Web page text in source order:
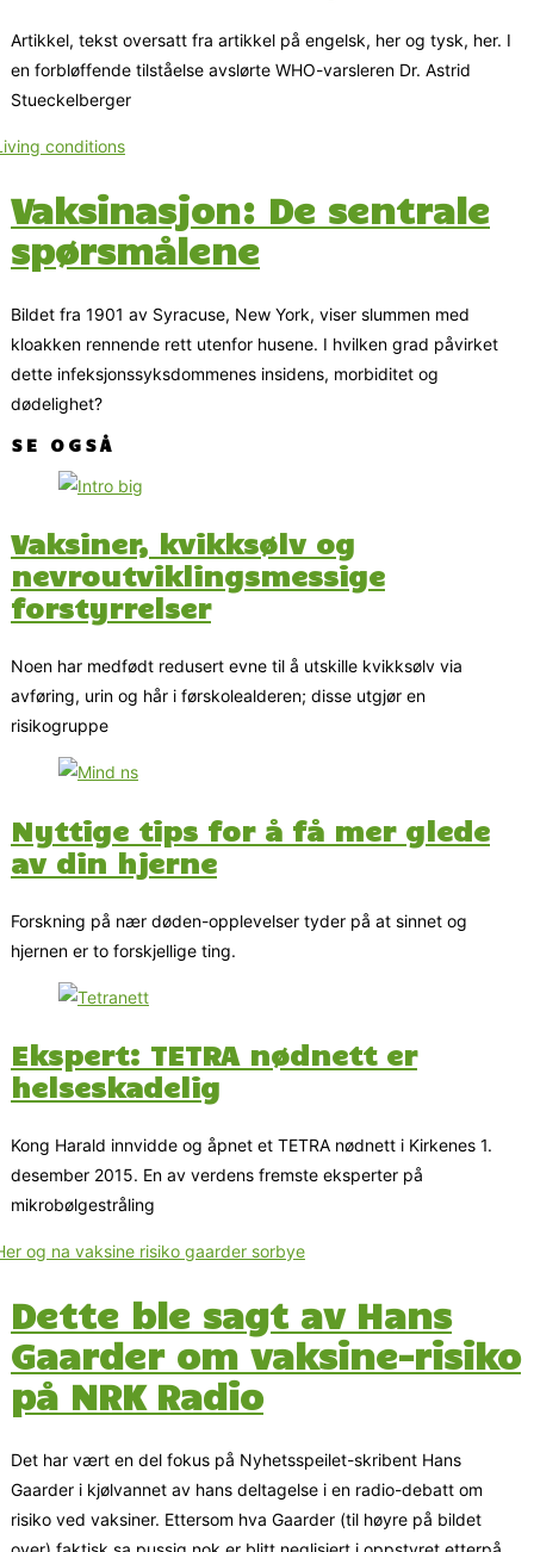
Artikkel, tekst oversatt fra artikkel på engelsk, her og tysk, her. I
en forbløffende tilståelse avslørte WHO-varsleren Dr. Astrid
Stueckelberger
Vaksinasjon: De sentrale
spørsmålene
Bildet fra 1901 av Syracuse, New York, viser slummen med
kloakken rennende rett utenfor husene. I hvilken grad påvirket
dette infeksjonssyksdommenes insidens, morbiditet og
dødelighet?
SE OGSÅ
Vaksiner, kvikksølv og
nevroutviklingsmessige
forstyrrelser
Noen har medfødt redusert evne til å utskille kvikksølv via
avføring, urin og hår i førskolealderen; disse utgjør en
risikogruppe
Nyttige tips for å få mer glede
av din hjerne
Forskning på nær døden-opplevelser tyder på at sinnet og
hjernen er to forskjellige ting.
Ekspert: TETRA nødnett er
helseskadelig
Kong Harald innvidde og åpnet et TETRA nødnett i Kirkenes 1.
desember 2015. En av verdens fremste eksperter på
mikrobølgestråling
Dette ble sagt av Hans
Gaarder om vaksine-risiko
på NRK Radio
Det har vært en del fokus på Nyhetsspeilet-skribent Hans
Gaarder i kjølvannet av hans deltagelse i en radio-debatt om
risiko ved vaksiner. Ettersom hva Gaarder (til høyre på bildet